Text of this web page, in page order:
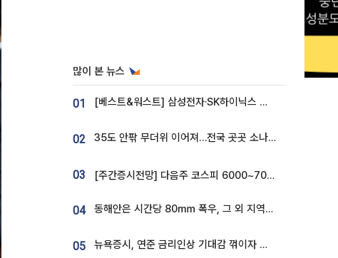
많이 본 뉴스
01 [베스트&워스트] 삼성전자·SK하이닉스 밀린 한 주…상상인증권은 85% 급등
02 35도 안팎 무더위 이어져…전국 곳곳 소나기 [오늘 날씨]
03 [주간증시전망] 다음주 코스피 6000~7000⋯“外人 수급은 정책이 변수”
04 동해안은 시간당 80㎜ 폭우, 그 외 지역은 폭염…‘극과 극 날씨’
05 뉴욕증시, 연준 금리인상 기대감 꺾이자 상승...S&P500 사상 최고치 [종합]